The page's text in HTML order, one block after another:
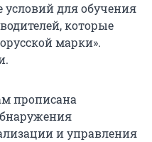
условий для обучения
которые
марки».
прописана
и управления